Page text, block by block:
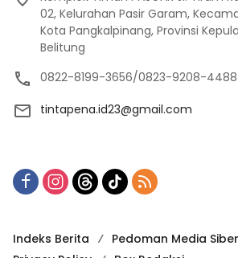
02, Kelurahan Pasir Garam,
Kota Pangkalpinang, Provinsi
Belitung
0822-8199-3656/0823-9208-4488
tintapena.id23@gmail.com
Indeks Berita
Pedoman Media Siber